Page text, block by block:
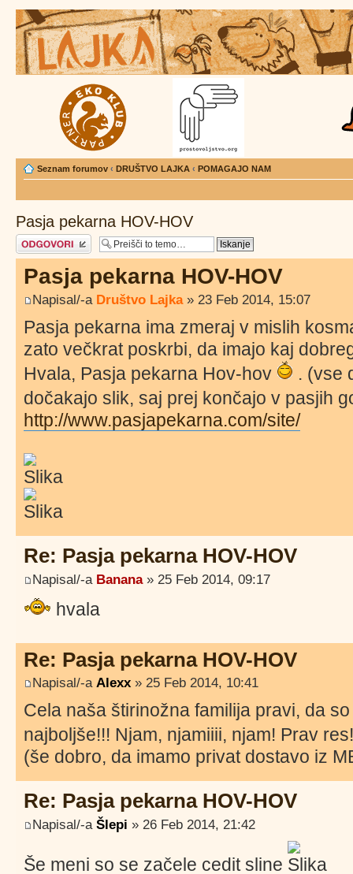
Seznam forumov ‹ DRUŠTVO LAJKA ‹ POMAGAJO NAM
Pasja pekarna HOV-HOV
Napiši odgovor
Pasja pekarna HOV-HOV
Napisal/-a Društvo Lajka» 23 Feb 2014, 15:07
Pasja pekarna ima zmeraj v mislih
zato večkrat poskrbi, da imajo kaj
Hvala, Pasja pekarna Hov-hov
. (vse
dočakajo slik, saj prej končajo v pasjih
http://www.pasjapekarna.com/site/
Re: Pasja pekarna HOV-HOV
Napisal/-a Banana» 25 Feb 2014, 09:17
hvala
Re: Pasja pekarna HOV-HOV
Napisal/-a Alexx » 25 Feb 2014, 10:41
Cela naša štirinožna familija pravi, da
najboljše!!! Njam, njamiiii, njam! Prav
(še dobro, da imamo privat dostavo iz
Re: Pasja pekarna HOV-HOV
Napisal/-a Šlepi » 26 Feb 2014, 21:42
Še meni so se začele cedit sline